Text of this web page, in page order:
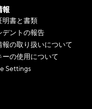
報
明書と書類
デントの報告
報の取り扱いについて
ーの使用について
Settings